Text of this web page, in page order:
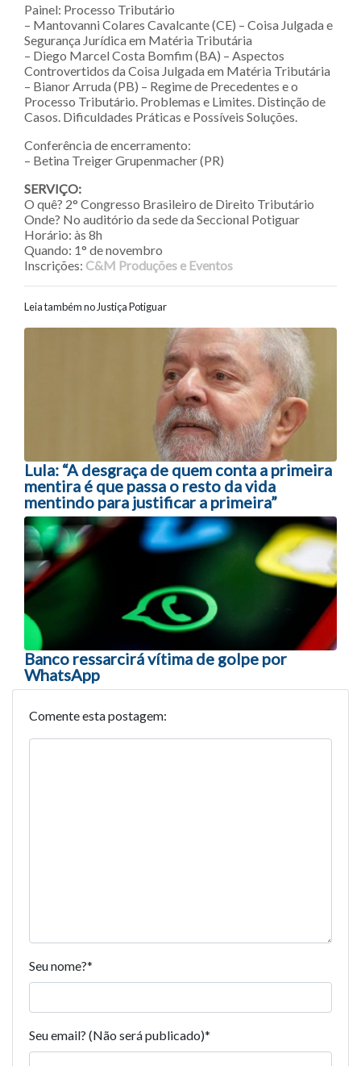
Painel: Processo Tributário
– Mantovanni Colares Cavalcante (CE) – Coisa Julgada e
Segurança Jurídica em Matéria Tributária
– Diego Marcel Costa Bomfim (BA) – Aspectos
Controvertidos da Coisa Julgada em Matéria Tributária
– Bianor Arruda (PB) – Regime de Precedentes e o
Processo Tributário. Problemas e Limites. Distinção de
Casos. Dificuldades Práticas e Possíveis Soluções.
Conferência de encerramento:
– Betina Treiger Grupenmacher (PR)
SERVIÇO:
O quê? 2° Congresso Brasileiro de Direito Tributário
Onde? No auditório da sede da Seccional Potiguar
Horário: às 8h
Quando: 1° de novembro
Inscrições: C&M Produções e Eventos
Leia também no Justiça Potiguar
Navegação entre posts
Lula: “A desgraça de quem conta a primeira
mentira é que passa o resto da vida
mentindo para justificar a primeira”
Banco ressarcirá vítima de golpe por
WhatsApp
Comente esta postagem:
Seu nome?*
Seu email? (Não será publicado)*